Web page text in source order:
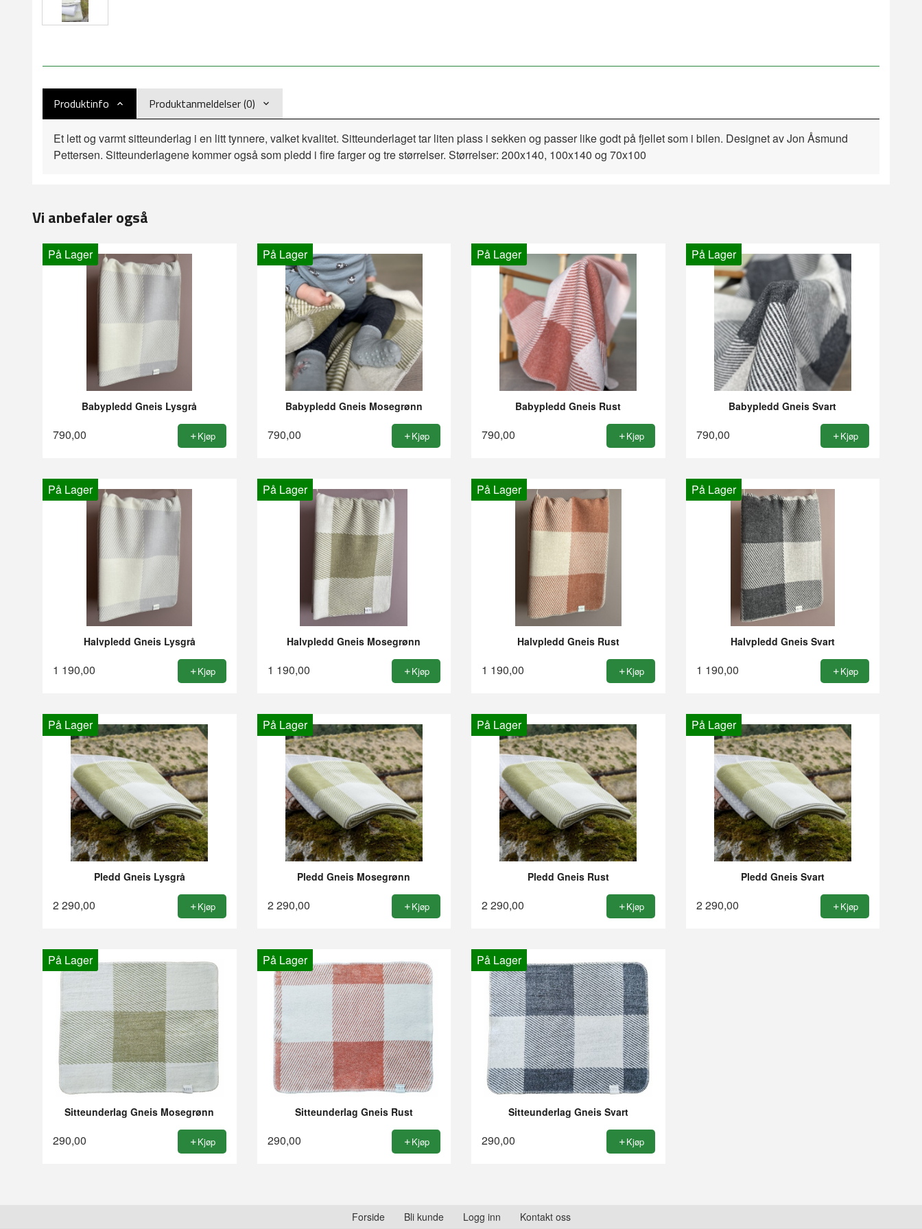
Produktinfo Produktanmeldelser (0)
Et lett og varmt sitteunderlag i en litt tynnere, valket kvalitet. Sitteunderlaget tar liten plass i sekken og passer like godtpå fjelletsom i bilen. Designet av Jon Åsmund
Pettersen. Sitteunderlagene kommer også som pledd i fire farger og tre størrelser. Størrelser: 200x140, 100x140 og 70x100
Vi anbefaler også
På Lager
Babypledd Gneis Lysgrå
790,00 Kjøp
På Lager
Babypledd Gneis Mosegrønn
790,00 Kjøp
På Lager
Babypledd Gneis Rust
790,00 Kjøp
På Lager
Babypledd Gneis Svart
790,00 Kjøp
På Lager
Halvpledd Gneis Lysgrå
1 190,00 Kjøp
På Lager
Halvpledd Gneis Mosegrønn
1 190,00 Kjøp
På Lager
Halvpledd Gneis Rust
1 190,00 Kjøp
På Lager
Halvpledd Gneis Svart
1 190,00 Kjøp
På Lager
Pledd Gneis Lysgrå
2 290,00 Kjøp
På Lager
Pledd Gneis Mosegrønn
2 290,00 Kjøp
På Lager
Pledd Gneis Rust
2 290,00 Kjøp
På Lager
Pledd Gneis Svart
2 290,00 Kjøp
På Lager
Sitteunderlag Gneis Mosegrønn
290,00 Kjøp
På Lager
Sitteunderlag Gneis Rust
290,00 Kjøp
På Lager
Sitteunderlag Gneis Svart
290,00 Kjøp
Forside Bli kunde Logg inn Kontakt oss